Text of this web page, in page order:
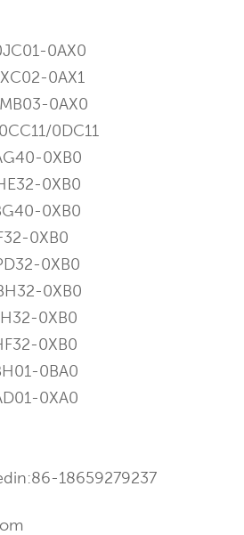
0AX0
0AX1
0AX0
0DC11
0XB0
0XB0
0XB0
0XB0
0XB0
0XB0
0XB0
0XB0
0BA0
0XA0
18659279237